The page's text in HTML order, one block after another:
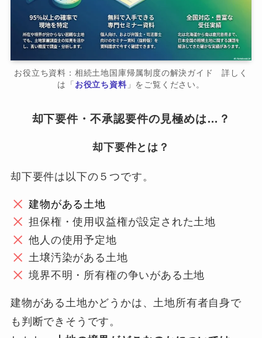
お役立ち資料：相続土地国庫帰属制度の解決ガイド 詳しく
は「 お役立ち資料」をご覧ください。
却下要件・不承認要件の見極めは…？
却下要件とは？
却下要件は以下の５つです。
建物がある土地
担保権・使用収益権が設定された土地
他人の使用予定地
土壌汚染がある土地
境界不明・所有権の争いがある土地
建物がある土地かどうかは、土地所有者自身で
も判断できそうです。